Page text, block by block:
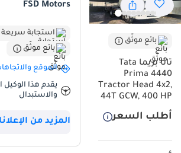
بائع موثّق
تاتا بريما Tata
Prima 4440
Tractor Head 4x2,
44T GCW, 400 HP
أطلب السعر
FSD Motors
استجابة سريعة
بائع موثّق
الموقع
يقدم هذا الوكيل
والاستبدال
المزيد من